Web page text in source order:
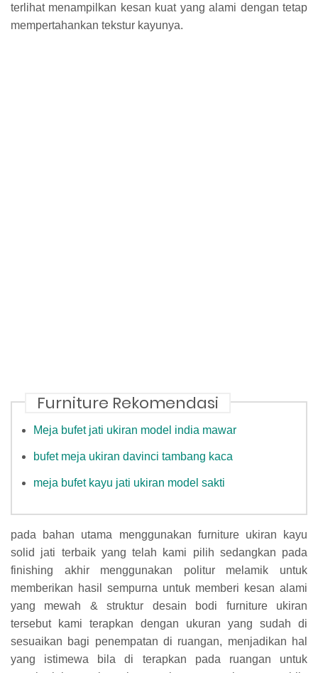
terlihat menampilkan kesan kuat yang alami dengan tetap
mempertahankan tekstur kayunya.
Furniture Rekomendasi
Meja bufet jati ukiran model india mawar
bufet meja ukiran davinci tambang kaca
meja bufet kayu jati ukiran model sakti
pada bahan utama menggunakan furniture ukiran kayu
solid jati terbaik yang telah kami pilih sedangkan pada
finishing akhir menggunakan politur melamik untuk
memberikan hasil sempurna untuk memberi kesan alami
yang mewah & struktur desain bodi furniture ukiran
tersebut kami terapkan dengan ukuran yang sudah di
sesuaikan bagi penempatan di ruangan, menjadikan hal
yang istimewa bila di terapkan pada ruangan untuk